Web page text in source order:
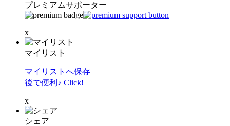
プレミアムサポーター
x
マイリスト
マイリストへ保存
後で便利♪ Click!
x
シェア